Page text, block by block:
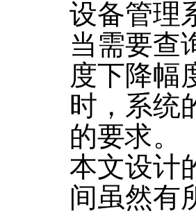
设备管理
当需要查
度下降幅
时，系统
的要求。
本文设计
间虽然有